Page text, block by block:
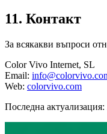
11. Контакт
За всякакви въпроси
Color Vivo Internet, SL
Email:
Web: colorvivo.com
Последна